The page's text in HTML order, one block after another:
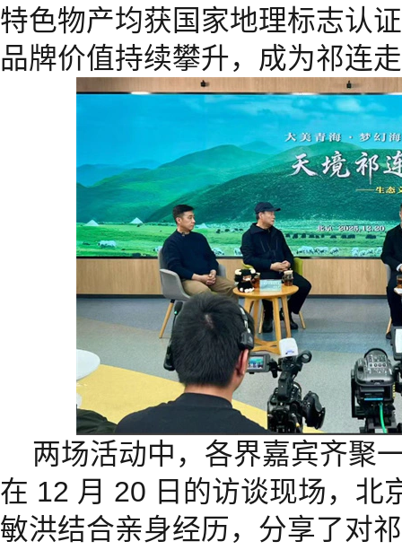
特色物产均获国家地理标志认
品牌价值持续攀升，成为祁连
两场活动中，各界嘉宾齐聚
在 12 月 20 日的访谈现场，北
敏洪结合亲身经历，分享了对